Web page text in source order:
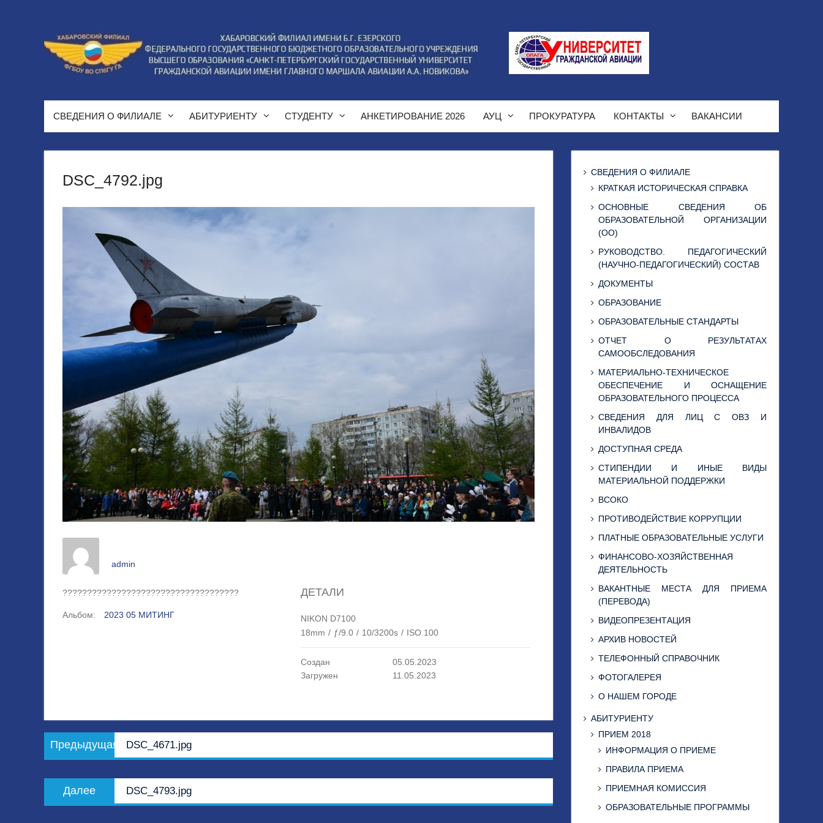
СВЕДЕНИЯ О ФИЛИАЛЕ АБИТУРИЕНТУ СТУДЕНТУ АНКЕТИРОВАНИЕ 2026 АУЦ ПРОКУРАТУРА КОНТАКТЫ ВАКАНСИИ
DSC_4792.jpg
admin
????????????????????????????????????
Альбом: 2023 05 МИТИНГ
ДЕТАЛИ
NIKON D7100
18mm / ƒ/9.0 / 10/3200s / ISO 100
Создан
05.05.2023
Загружен
11.05.2023
Навигация
по
Предыдущая
запись:
DSC_4671.jpg
Далее
запись:
DSC_4793.jpg
СВЕДЕНИЯ О ФИЛИАЛЕ
КРАТКАЯ ИСТОРИЧЕСКАЯ СПРАВКА
ОСНОВНЫЕ СВЕДЕНИЯ ОБ
ОБРАЗОВАТЕЛЬНОЙ ОРГАНИЗАЦИИ
(ОО)
РУКОВОДСТВО. ПЕДАГОГИЧЕСКИЙ
(НАУЧНО-ПЕДАГОГИЧЕСКИЙ) СОСТАВ
ДОКУМЕНТЫ
ОБРАЗОВАНИЕ
ОБРАЗОВАТЕЛЬНЫЕ СТАНДАРТЫ
ОТЧЕТ О РЕЗУЛЬТАТАХ
САМООБСЛЕДОВАНИЯ
МАТЕРИАЛЬНО-ТЕХНИЧЕСКОЕ
ОБЕСПЕЧЕНИЕ И ОСНАЩЕНИЕ
ОБРАЗОВАТЕЛЬНОГО ПРОЦЕССА
СВЕДЕНИЯ ДЛЯ ЛИЦ С ОВЗ И
ИНВАЛИДОВ
ДОСТУПНАЯ СРЕДА
СТИПЕНДИИ И ИНЫЕ ВИДЫ
МАТЕРИАЛЬНОЙ ПОДДЕРЖКИ
ВСОКО
ПРОТИВОДЕЙСТВИЕ КОРРУПЦИИ
ПЛАТНЫЕ ОБРАЗОВАТЕЛЬНЫЕ УСЛУГИ
ФИНАНСОВО-ХОЗЯЙСТВЕННАЯ
ДЕЯТЕЛЬНОСТЬ
ВАКАНТНЫЕ МЕСТА ДЛЯ ПРИЕМА
(ПЕРЕВОДА)
ВИДЕОПРЕЗЕНТАЦИЯ
АРХИВ НОВОСТЕЙ
ТЕЛЕФОННЫЙ СПРАВОЧНИК
ФОТОГАЛЕРЕЯ
О НАШЕМ ГОРОДЕ
АБИТУРИЕНТУ
ПРИЕМ 2018
ИНФОРМАЦИЯ О ПРИЕМЕ
ПРАВИЛА ПРИЕМА
ПРИЕМНАЯ КОМИССИЯ
ОБРАЗОВАТЕЛЬНЫЕ ПРОГРАММЫ